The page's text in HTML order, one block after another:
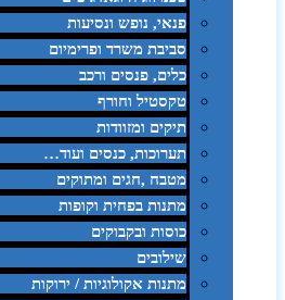
פנאי, נופש ונסיעות
סביבת משרד ופרימיום
כלים, פנסים ורכב
טקסטיל וחורף
תיקים ומזוודות
תערוכות, כנסים ועוד…
מטבח ,חגים ומתוקים
מתנות בפחית וקופות
כוסות ובקבוקים
שילובים
מתנות אקולוגיות / ירוקות